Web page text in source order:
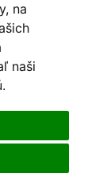
na
naši
sa dovozom a
štýlového